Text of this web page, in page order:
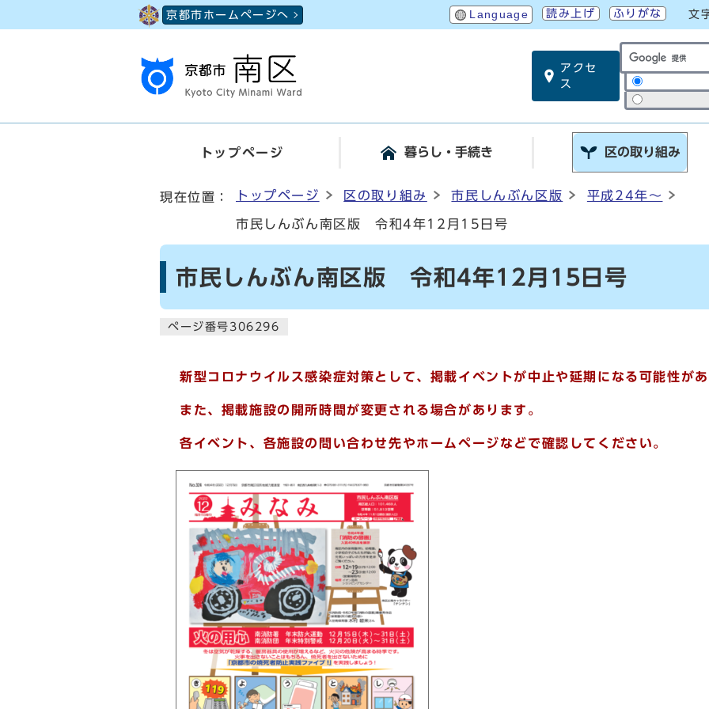
京都市ホームページへ Language 読み上げ ふりがな 文
アクセ
ス
サイト内検索
トップページ 暮らし・手続き 区の取り組み
現在位置： トップページ 区の取り組み 市民しんぶん区版 平成24年～
市民しんぶん南区版 令和4年12月15日号
市民しんぶん南区版 令和4年12月15日号
ページ番号306296
新型コロナウイルス感染症対策として、 掲載イベントが中止や延期になる可能性が
また、掲載施設の開所時間が変更される場合があります。
各イベント、各施設の問い合わせ先やホームページなどで確認してください。